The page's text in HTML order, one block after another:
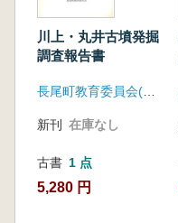
川上・丸井古墳発掘
調査報告書
新刊 在庫なし
古書 1 点
5,280 円